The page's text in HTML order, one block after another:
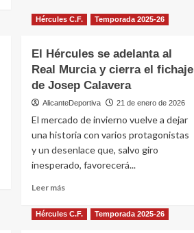
Oficial:
Rafa
Palmas,
cedido
CD
Teruel
Hércules C.F. Temporada 2025-26
El Hércules se adelanta al
Real Murcia y cierra el fichaje
de Josep Calavera
AlicanteDeportiva 21 de enero de 2026
El mercado de invierno vuelve a dejar
una historia con varios protagonistas
y un desenlace que, salvo giro
inesperado, favorecerá...
Leer más
sobre
Hércules C.F. Temporada 2025-26